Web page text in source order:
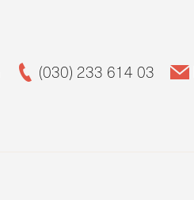
(030) 233 614 03